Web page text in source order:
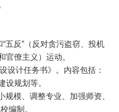
五反”（反对贪污盗窃、投机
官僚主义）运动。
设计任务书》。内容包括：
设规划等。
模、调整专业、加强师资、
编制。